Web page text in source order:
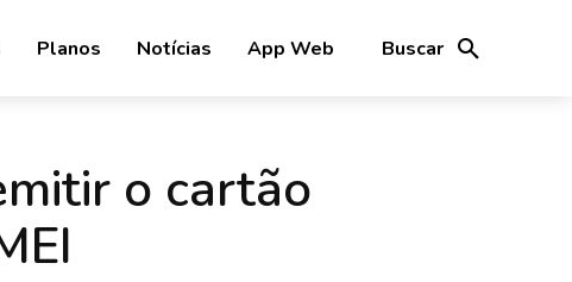
Buscar
Planos Notícias App Web
o cartão